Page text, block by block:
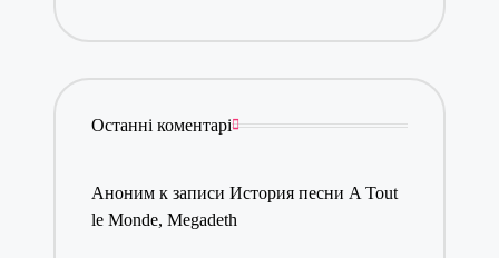
Останні коментарі
Анонимк записи История песни A Tout
le Monde, Megadeth